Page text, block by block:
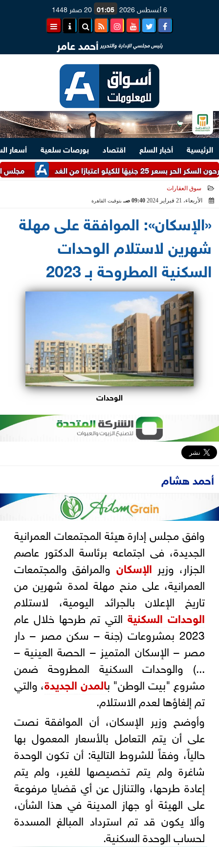
6 أغسطس 2026 01:05 20 صفر 1448
رئيس مجلسي الإدارة والتحرير أحمد عامر
الرئيسية أخبار السلع اقتصاد بورصات سلعية
أسعار
مجلس الوزراء
اعتبارًا من الغد
سوق العقارات
الأربعاء، 21 فبراير 2024
09:40 صـ بتوقيت القاهرة
«الإسكان»: الموافقة على مهلة
شهرين لاستلام الوحدات
السكنية المطروحة بـ 2023
الوحدات
أحمد هشام
وافق مجلس إدارة هيئة المجتمعات العمرانية
الجديدة، فى اجتماعه برئاسة الدكتور عاصم
الجزار، وزير الإسكان والمرافق والمجتمعات
العمرانية، على منح مهلة لمدة شهرين من
تاريخ الإعلان بالجرائد اليومية، لاستلام
الوحدات السكنيةالتي تم طرحها خلال عام
2023 بمشروعات (جنة – سكن مصر – دار
مصر – الإسكان المتميز – الحصة العينية –
...) والوحدات السكنية المطروحة ضمن
مشروع "بيت الوطن" بالمدن الجديدة، والتي
تم إلغاؤها لعدم الاستلام.
وأوضح وزير الإسكان، أن الموافقة نصت
على أن يتم التعامل بالأسعار المعمول بها
حالياً، وفقاً للشروط التالية: أن تكون الوحدة
شاغرة ولم يتم تخصيصها للغير، ولم يتم
إعادة طرحها، والتنازل عن أي قضايا مرفوعة
على الهيئة أو جهاز المدينة في هذا الشأن،
وألا يكون قد تم استرداد المبالغ المسددة
لحساب الوحدة السكنية.